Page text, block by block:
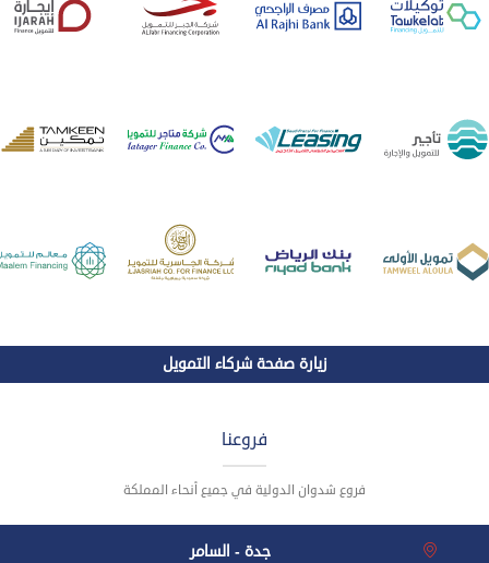
زيارة صفحة شركاء التمويل
فروعنا
فروع شدوان الدولية في جميع أنحاء المملكة
جدة - السامر